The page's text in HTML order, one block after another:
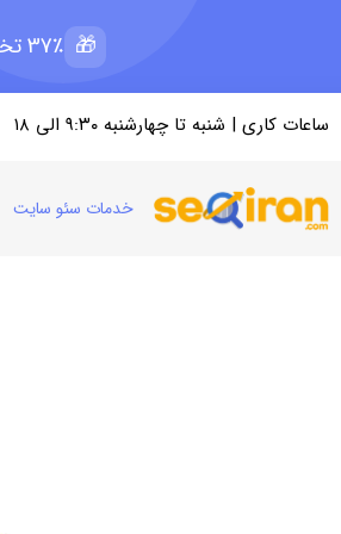
🎁 37٪ تخفیف ویژه سئو + 5 میلیون رپرتاژ رایگان؛ ظرفیت 11 از 15
ساعات کاری | شنبه تا چهارشنبه ۹:۳۰ الی ۱۸
خدمات سئو سایت